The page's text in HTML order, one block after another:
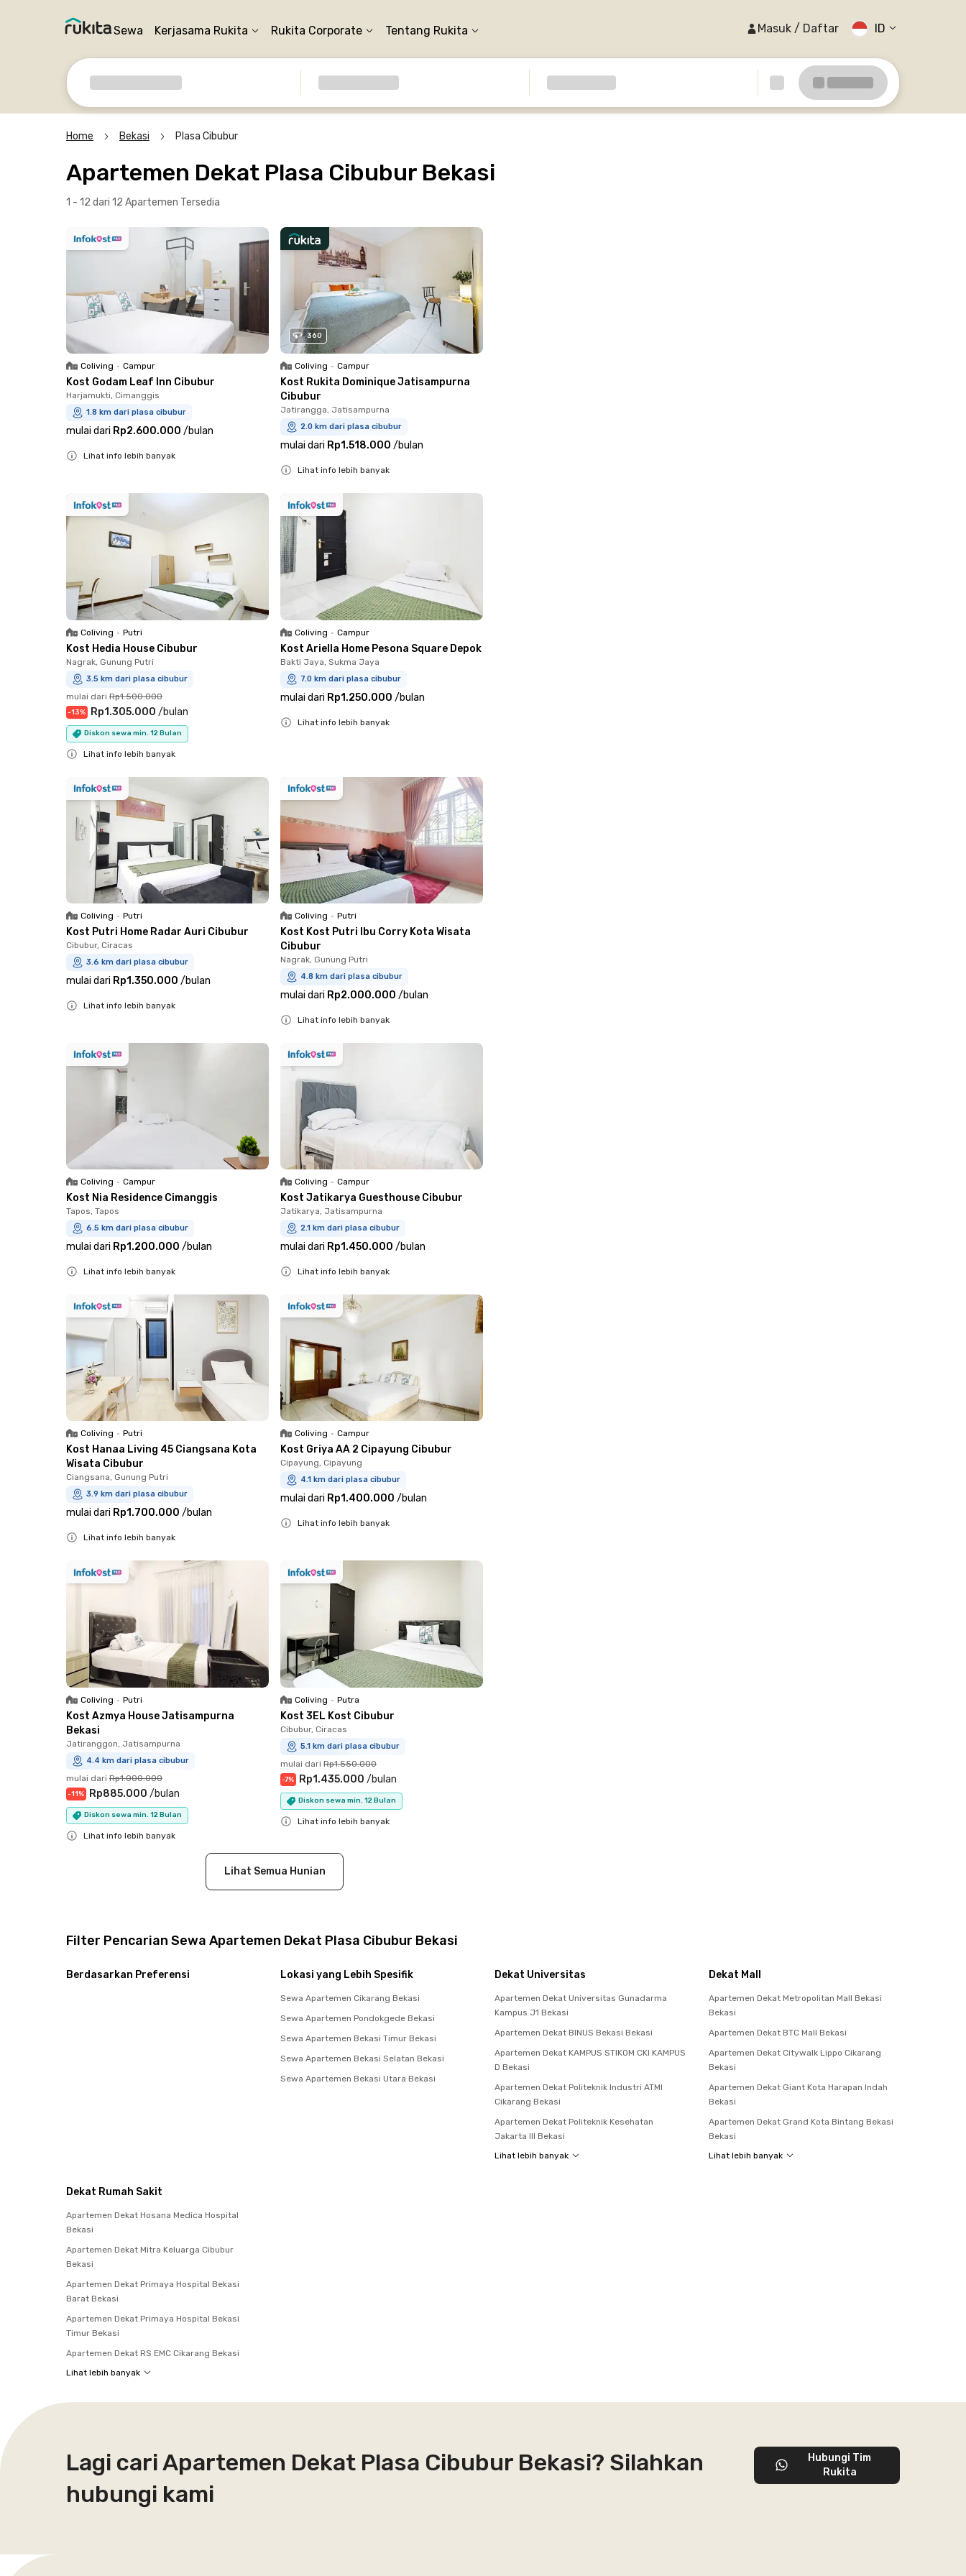
Sewa Kerjasama Rukita Rukita Corporate Tentang Rukita Masuk / Daftar ID
Home Bekasi Plasa Cibubur
Apartemen Dekat Plasa Cibubur Bekasi
1 - 12 dari 12 Apartemen Tersedia
Coliving • Campur
Kost Godam Leaf Inn Cibubur
Harjamukti, Cimanggis
1.8 km dari plasa cibubur
mulai dari Rp2.600.000 /bulan
Lihat info lebih banyak
360
Coliving • Campur
Kost Rukita Dominique Jatisampurna
Cibubur
Jatirangga, Jatisampurna
2.0 km dari plasa cibubur
mulai dari Rp1.518.000 /bulan
Lihat info lebih banyak
Coliving • Putri
Kost Hedia House Cibubur
Nagrak, Gunung Putri
3.5 km dari plasa cibubur
mulai dari Rp1.500.000
-13% Rp1.305.000 /bulan
Diskon sewa min. 12 Bulan
Lihat info lebih banyak
Coliving • Campur
Kost Ariella Home Pesona Square Depok
Bakti Jaya, Sukma Jaya
7.0 km dari plasa cibubur
mulai dari Rp1.250.000 /bulan
Lihat info lebih banyak
Coliving • Putri
Kost Putri Home Radar Auri Cibubur
Cibubur, Ciracas
3.6 km dari plasa cibubur
mulai dari Rp1.350.000 /bulan
Lihat info lebih banyak
Coliving • Putri
Kost Kost Putri Ibu Corry Kota Wisata
Cibubur
Nagrak, Gunung Putri
4.8 km dari plasa cibubur
mulai dari Rp2.000.000 /bulan
Lihat info lebih banyak
Coliving • Campur
Kost Nia Residence Cimanggis
Tapos, Tapos
6.5 km dari plasa cibubur
mulai dari Rp1.200.000 /bulan
Lihat info lebih banyak
Coliving • Campur
Kost Jatikarya Guesthouse Cibubur
Jatikarya, Jatisampurna
2.1 km dari plasa cibubur
mulai dari Rp1.450.000 /bulan
Lihat info lebih banyak
Coliving • Putri
Kost Hanaa Living 45 Ciangsana Kota
Wisata Cibubur
Ciangsana, Gunung Putri
3.9 km dari plasa cibubur
mulai dari Rp1.700.000 /bulan
Lihat info lebih banyak
Coliving • Campur
Kost Griya AA 2 Cipayung Cibubur
Cipayung, Cipayung
4.1 km dari plasa cibubur
mulai dari Rp1.400.000 /bulan
Lihat info lebih banyak
Coliving • Putri
Kost Azmya House Jatisampurna
Bekasi
Jatiranggon, Jatisampurna
4.4 km dari plasa cibubur
mulai dari Rp1.000.000
-11% Rp885.000 /bulan
Diskon sewa min. 12 Bulan
Lihat info lebih banyak
Coliving • Putra
Kost 3EL Kost Cibubur
Cibubur, Ciracas
5.1 km dari plasa cibubur
mulai dari Rp1.550.000
-7% Rp1.435.000 /bulan
Diskon sewa min. 12 Bulan
Lihat info lebih banyak
Lihat Semua Hunian
Filter Pencarian Sewa Apartemen Dekat Plasa Cibubur Bekasi
Berdasarkan Preferensi Lokasi yang Lebih Spesifik
Sewa Apartemen Cikarang Bekasi
Sewa Apartemen Pondokgede Bekasi
Sewa Apartemen Bekasi Timur Bekasi
Sewa Apartemen Bekasi Selatan Bekasi
Sewa Apartemen Bekasi Utara Bekasi
Dekat Universitas
Apartemen Dekat Universitas Gunadarma
Kampus J1 Bekasi
Apartemen Dekat BINUS Bekasi Bekasi
Apartemen Dekat KAMPUS STIKOM CKI KAMPUS
D Bekasi
Apartemen Dekat Politeknik Industri ATMI
Cikarang Bekasi
Apartemen Dekat Politeknik Kesehatan
Jakarta III Bekasi
Lihat lebih banyak
Dekat Mall
Apartemen Dekat Metropolitan Mall Bekasi
Bekasi
Apartemen Dekat BTC Mall Bekasi
Apartemen Dekat Citywalk Lippo Cikarang
Bekasi
Apartemen Dekat Giant Kota Harapan Indah
Bekasi
Apartemen Dekat Grand Kota Bintang Bekasi
Bekasi
Lihat lebih banyak
Dekat Rumah Sakit
Apartemen Dekat Hosana Medica Hospital
Bekasi
Apartemen Dekat Mitra Keluarga Cibubur
Bekasi
Apartemen Dekat Primaya Hospital Bekasi
Barat Bekasi
Apartemen Dekat Primaya Hospital Bekasi
Timur Bekasi
Apartemen Dekat RS EMC Cikarang Bekasi
Lihat lebih banyak
Lagi cari Apartemen Dekat Plasa Cibubur Bekasi? Silahkan
hubungi kami
Hubungi Tim
Rukita